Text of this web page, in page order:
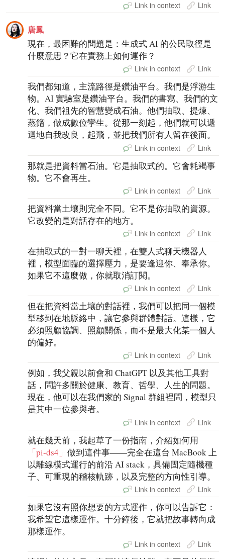
Link in context Link
唐鳳
現在，最困難的問題是：生成式 AI 的公民取徑是
什麼意思？它在實務上如何運作？
Link in context Link
我們都知道，主流路徑是鑽油平台。我們是浮游生
物。AI 實驗室是鑽油平台。我們的書寫、我們的文
化、我們祖先的智慧變成石油。他們抽取、提煉、
蒸餾，做成數位孿生。從那一刻起，他們就可以遞
迴地自我改良，起飛，並把我們所有人留在後面。
Link in context Link
那就是把資料當石油。它是抽取式的。它會耗竭事
物。它不會再生。
Link in context Link
把資料當土壤則完全不同。它不是你抽取的資源。
它改變的是對話存在的地方。
Link in context Link
在抽取式的一對一聊天裡，在雙人式聊天機器人
裡，模型面臨的選擇壓力，是要逢迎你、奉承你。
如果它不這麼做，你就取消訂閱。
Link in context Link
但在把資料當土壤的對話裡，我們可以把同一個模
型移到在地脈絡中，讓它參與群體對話。這樣，它
必須照顧協調、照顧關係，而不是最大化某一個人
的偏好。
Link in context Link
例如，我父親以前會和 ChatGPT 以及其他工具對
話，問許多關於健康、教育、哲學、人生的問題。
現在，他可以在我們家的 Signal 群組裡問，模型只
是其中一位參與者。
Link in context Link
就在幾天前，我起草了一份指南，介紹如何用
「pi-ds4」做到這件事——完全在這台 MacBook 上
以離線模式運行的前沿 AI stack，具備固定隨機種
子、可重現的稽核軌跡，以及完整的方向性引導。
Link in context Link
如果它沒有照你想要的方式運作，你可以告訴它：
我希望它這樣運作。十分鐘後，它就把故事轉向成
那樣運作。
Link in context Link